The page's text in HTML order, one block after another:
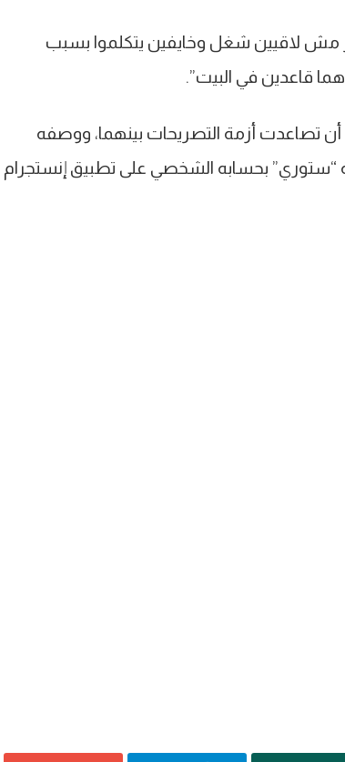
مش لاقيين شغل وخايفين يتكلموا بسبب
قاعدين في البيت”.
تصاعدت أزمة التصريحات بينهما، ووصفه
“ستوري” بحسابه الشخصي على تطبيق إنستجرام